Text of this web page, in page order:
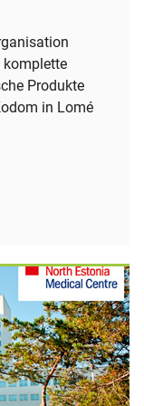
komplette
Produkte
in Lomé